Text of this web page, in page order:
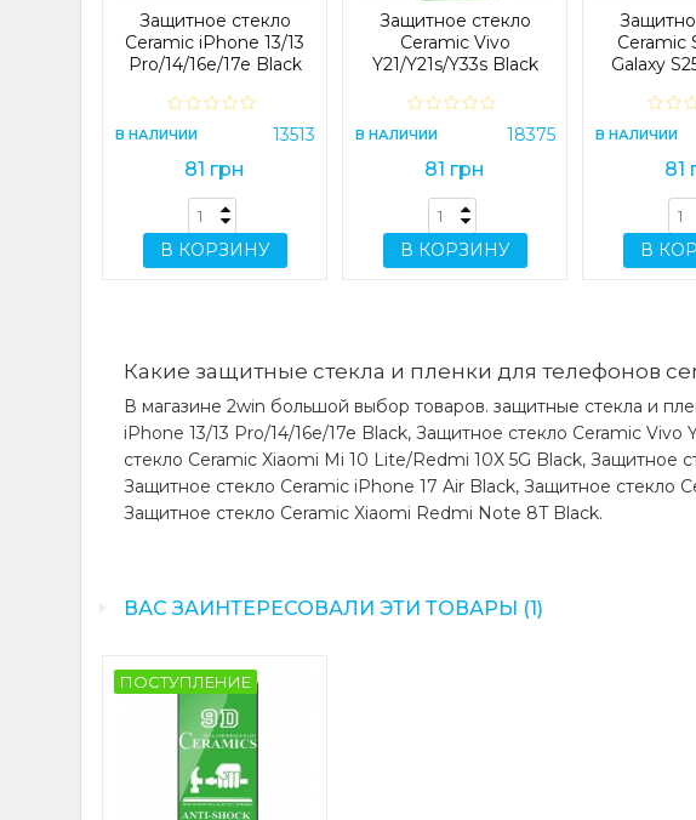
Защитное стекло
Ceramic iPhone 13/13
Pro/14/16e/17e Black
В НАЛИЧИИ 13513
81 грн
В КОРЗИНУ
Защитное стекло
Ceramic Vivo
Y21/Y21s/Y33s Black
В НАЛИЧИИ 18375
81 грн
В КОРЗИНУ
Ceramic
Galaxy
В НАЛИЧИИ
81
В
Какие защитные стекла и пленки для телефонов
В магазине 2win большой выбор товаров. защитные стекла и
iPhone 13/13 Pro/14/16e/17e Black, Защитное стекло Ceramic
стекло Ceramic Xiaomi Mi 10 Lite/Redmi 10X 5G Black, Защитное
Защитное стекло Ceramic iPhone 17 Air Black, Защитное стекло
Защитное стекло Ceramic Xiaomi Redmi Note 8T Black.
ВАС ЗАИНТЕРЕСОВАЛИ ЭТИ ТОВАРЫ (1)
ПОСТУПЛЕНИЕ